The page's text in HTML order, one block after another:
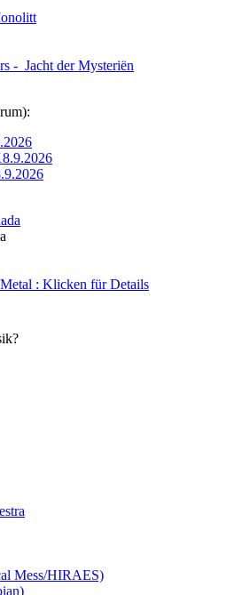
- Jacht der Mysteriën
Mess/HIRAES)